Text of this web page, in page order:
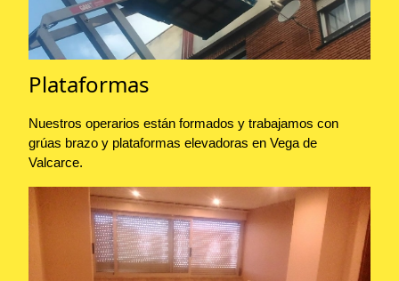
Plataformas
Nuestros operarios están formados y trabajamos con
grúas brazo y plataformas elevadoras en Vega de
Valcarce.